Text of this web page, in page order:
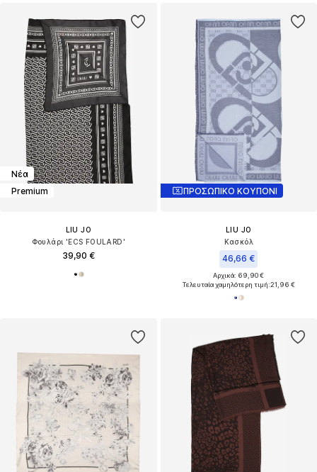
Νέα
Premium
LIU JO
Φουλάρι 'ECS FOULARD'
39,90 €
ΠΡΟΣΩΠΙΚΟ ΚΟΥΠΟΝΙ
LIU JO
Κασκόλ
46,66 €
Αρχικά: 69,90 €
Τελευταία χαμηλότερη τιμή:21,96 €